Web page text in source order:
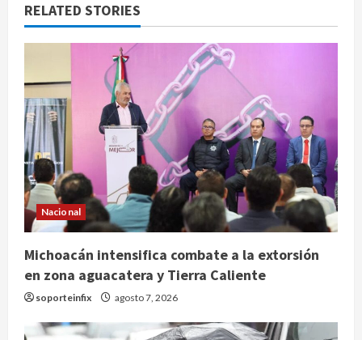
RELATED STORIES
Nacional
Michoacán intensifica combate a la extorsión
en zona aguacatera y Tierra Caliente
soporteinfix agosto 7, 2026